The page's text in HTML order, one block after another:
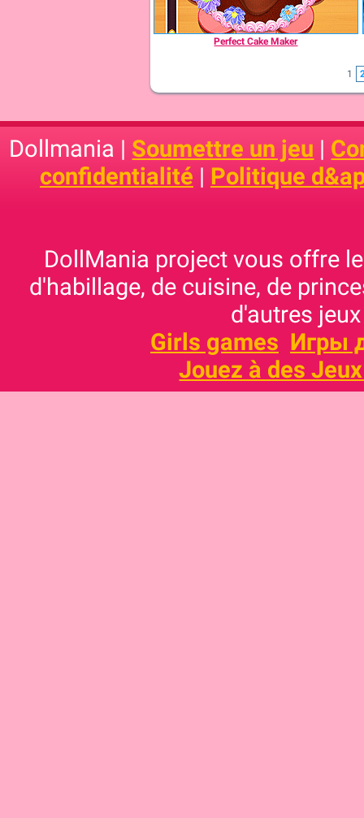
Perfect Cake Maker
1
Dollmania | Soumettre un jeu |
confidentialité | Politique
DollMania project vous offre
d'habillage, de cuisine, de
d'autres
Girls games Игры
Jouez à des